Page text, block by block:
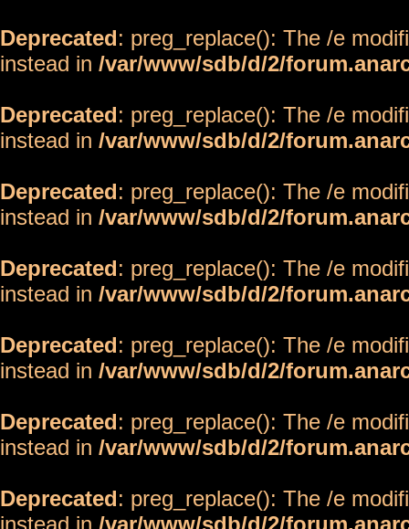
Deprecated: preg_replace(): The /e
instead in /var/www/sdb/d/2/
Deprecated: preg_replace(): The /e
instead in /var/www/sdb/d/2/
Deprecated: preg_replace(): The /e
instead in /var/www/sdb/d/2/
Deprecated: preg_replace(): The /e
instead in /var/www/sdb/d/2/
Deprecated: preg_replace(): The /e
instead in /var/www/sdb/d/2/
Deprecated: preg_replace(): The /e
instead in /var/www/sdb/d/2/
Deprecated: preg_replace(): The /e
instead in /var/www/sdb/d/2/